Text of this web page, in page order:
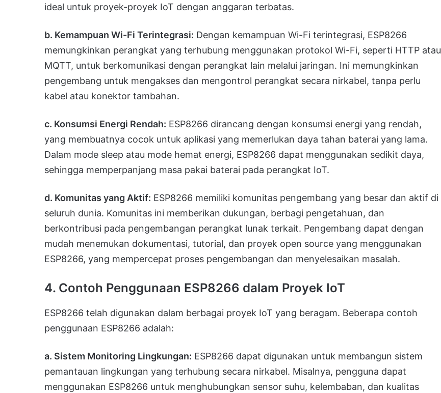
ideal untuk proyek-proyek IoT dengan anggaran terbatas.
b. Kemampuan Wi-Fi Terintegrasi: Dengan kemampuan Wi-Fi terintegrasi, ESP8266
memungkinkan perangkat yang terhubung menggunakan protokol Wi-Fi, seperti HTTP atau
MQTT, untuk berkomunikasi dengan perangkat lain melalui jaringan. Ini memungkinkan
pengembang untuk mengakses dan mengontrol perangkat secara nirkabel, tanpa perlu
kabel atau konektor tambahan.
c. Konsumsi Energi Rendah: ESP8266 dirancang dengan konsumsi energi yang rendah,
yang membuatnya cocok untuk aplikasi yang memerlukan daya tahan baterai yang lama.
Dalam mode sleep atau mode hemat energi, ESP8266 dapat menggunakan sedikit daya,
sehingga memperpanjang masa pakai baterai pada perangkat IoT.
d. Komunitas yang Aktif: ESP8266 memiliki komunitas pengembang yang besar dan aktif di
seluruh dunia. Komunitas ini memberikan dukungan, berbagi pengetahuan, dan
berkontribusi pada pengembangan perangkat lunak terkait. Pengembang dapat dengan
mudah menemukan dokumentasi, tutorial, dan proyek open source yang menggunakan
ESP8266, yang mempercepat proses pengembangan dan menyelesaikan masalah.
4. Contoh Penggunaan ESP8266 dalam Proyek IoT
ESP8266 telah digunakan dalam berbagai proyek IoT yang beragam. Beberapa contoh
penggunaan ESP8266 adalah:
a. Sistem Monitoring Lingkungan: ESP8266 dapat digunakan untuk membangun sistem
pemantauan lingkungan yang terhubung secara nirkabel. Misalnya, pengguna dapat
menggunakan ESP8266 untuk menghubungkan sensor suhu, kelembaban, dan kualitas